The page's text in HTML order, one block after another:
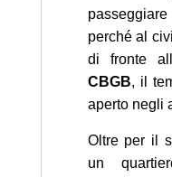
perché al
di fronte
CBGB, il
aperto negli
Oltre per il
un